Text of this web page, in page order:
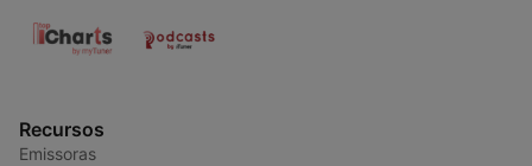
Recursos
Emissoras